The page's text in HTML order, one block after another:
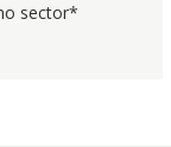
sector*